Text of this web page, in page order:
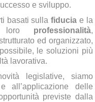
e sviluppo.
basati sullafiducia e la
loro professionalità,
ed organizzato,
le soluzioni più
lavorativa.
legislative, siamo
all’applicazione delle
previste dalla